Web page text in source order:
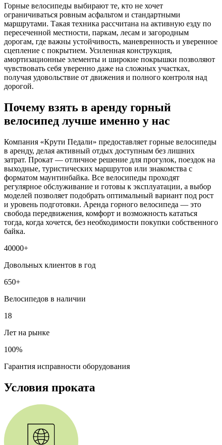
Горные велосипеды выбирают те, кто не хочет
ограничиваться ровным асфальтом и стандартными
маршрутами. Такая техника рассчитана на активную езду по
пересеченной местности, паркам, лесам и загородным
дорогам, где важны устойчивость, маневренность и уверенное
сцепление с покрытием. Усиленная конструкция,
амортизационные элементы и широкие покрышки позволяют
чувствовать себя уверенно даже на сложных участках,
получая удовольствие от движения и полного контроля над
дорогой.
Почему взять в аренду горный
велосипед лучше именно у нас
Компания «Крути Педали» предоставляет горные велосипеды
в аренду, делая активный отдых доступным без лишних
затрат. Прокат — отличное решение для прогулок, поездок на
выходные, туристических маршрутов или знакомства с
форматом маунтинбайка. Все велосипеды проходят
регулярное обслуживание и готовы к эксплуатации, а выбор
моделей позволяет подобрать оптимальный вариант под рост
и уровень подготовки. Аренда горного велосипеда — это
свобода передвижения, комфорт и возможность кататься
тогда, когда хочется, без необходимости покупки собственного
байка.
40000+
Довольных клиентов в год
650+
Велосипедов в наличии
18
Лет на рынке
100%
Гарантия исправности оборудования
Условия проката